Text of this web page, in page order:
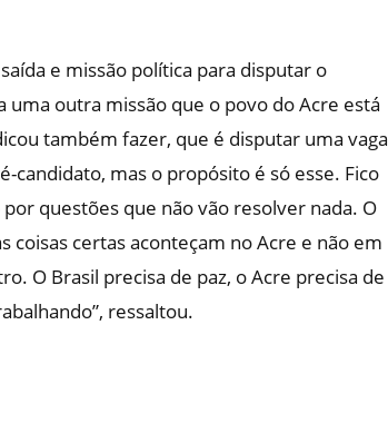
e missão política para disputar o
uma outra missão que o povo do Acre está
também fazer, que é disputar uma vaga
candidato, mas o propósito é só esse. Fico
questões que não vão resolver nada. O
coisas certas aconteçam no Acre e não em
O Brasil precisa de paz, o Acre precisa de
ressaltou.